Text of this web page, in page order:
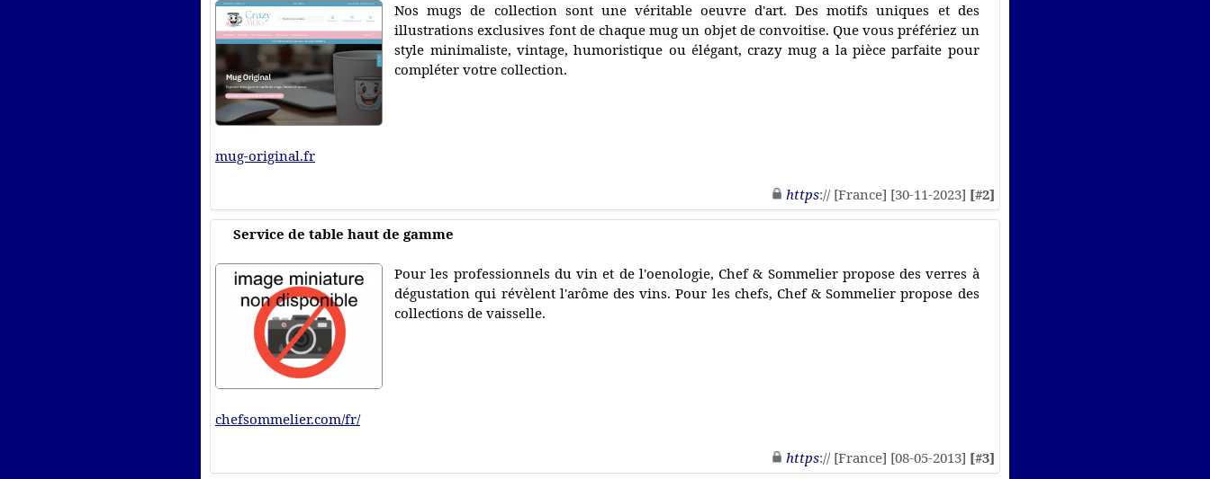
Nos mugs de collection sont une véritable oeuvre d'art. Des motifs uniques et des
illustrations exclusives font de chaque mug un objet de convoitise. Que vous préfériez un
style minimaliste, vintage, humoristique ou élégant, crazy mug a la pièce parfaite pour
compléter votre collection.
mug-original.fr
https:// [France] [30-11-2023] [#2]
Service de table haut de gamme
Pour les professionnels du vin et de l'oenologie, Chef & Sommelier propose des verres à
dégustation qui révèlent l'arôme des vins. Pour les chefs, Chef & Sommelier propose des
collections de vaisselle.
chefsommelier.com/fr/
https:// [France] [08-05-2013] [#3]